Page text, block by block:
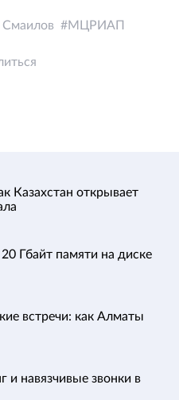
МЦРИАП
Казахстан открывает
Гбайт памяти на диске
встречи: как Алматы
и навязчивые звонки в